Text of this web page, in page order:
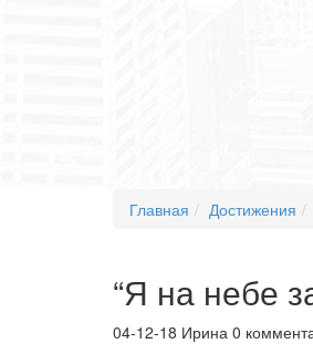
Главная Достижения
“Я на небе
04-12-18 Ирина 0